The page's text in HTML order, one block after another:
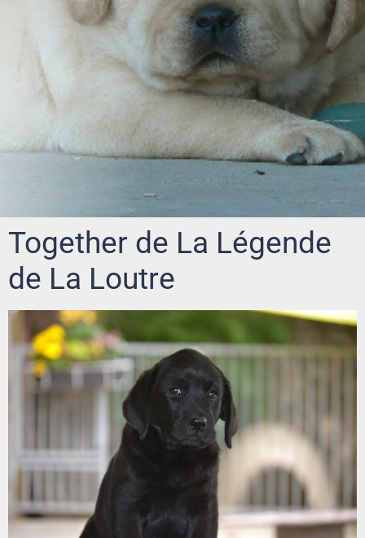
Together de La Légende
de La Loutre